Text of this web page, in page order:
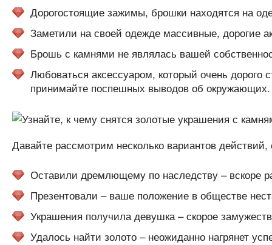
Дорогостоящие зажимы, брошки находятся на
Заметили на своей одежде массивные, дорогие
Брошь с камнями не являлась вашей
Любоваться аксессуаром, который очень дорого
принимайте поспешных выводов об окружающих.
Давайте рассмотрим несколько вариантов
Оставили дремлющему по наследству – вскоре
Презентовали – ваше положение в обществе
Украшения получила девушка – скорое
Удалось найти золото – неожиданно нагрянет